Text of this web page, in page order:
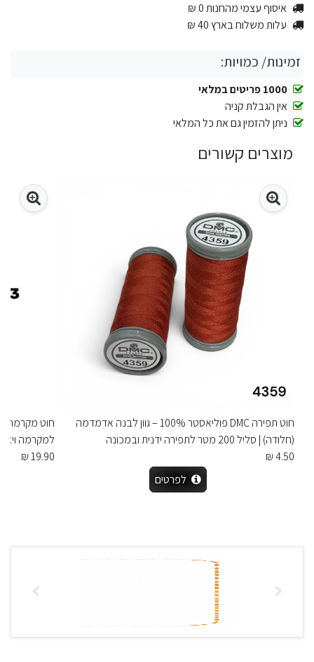
איסוף עצמי מהחנות 0 ₪
עלות משלוח בארץ 40 ₪
זמינות/ כמויות:
1000 פריטים במלאי
אין הגבלת קניה
ניתן להזמין גם את כל המלאי
מוצרים קשורים
חוט תפירה DMC פוליאסטר 100% – גוון לבנה אדמדמה
(חלודה) | סליל 200 מטר לתפירה ידנית ובמכונה
4.50 ₪
לפרטים
למקרמה
19.90 ₪